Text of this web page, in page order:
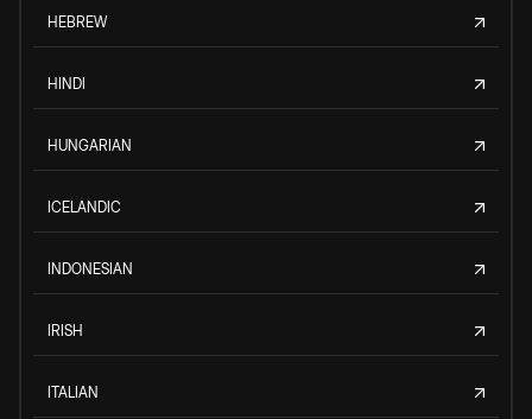
HEBREW
HINDI
HUNGARIAN
ICELANDIC
INDONESIAN
IRISH
ITALIAN